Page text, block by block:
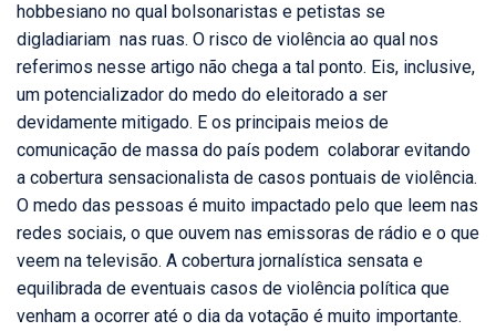
hobbesiano no qual bolsonaristas e petistas se
digladiariam nas ruas. O risco de violência ao qual nos
referimos nesse artigo não chega a tal ponto. Eis, inclusive,
um potencializador do medo do eleitorado a ser
devidamente mitigado. E os principais meios de
comunicação de massa do país podem colaborar evitando
a cobertura sensacionalista de casos pontuais de violência.
O medo das pessoas é muito impactado pelo que leem nas
redes sociais, o que ouvem nas emissoras de rádio e o que
veem na televisão. A cobertura jornalística sensata e
equilibrada de eventuais casos de violência política que
venham a ocorrer até o dia da votação é muito importante.